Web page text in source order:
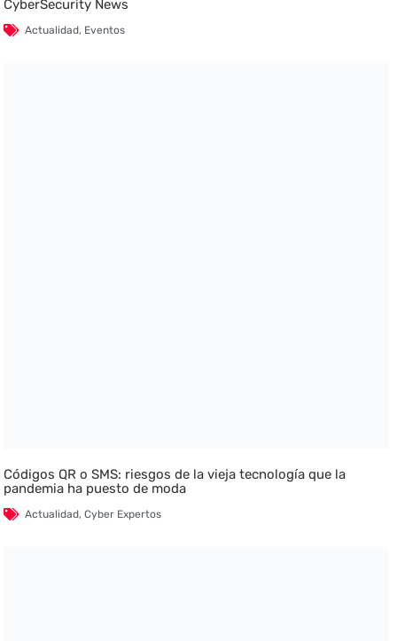
CyberSecurity News
Actualidad, Eventos
Códigos QR o SMS: riesgos de la vieja tecnología que la
pandemia ha puesto de moda
Actualidad,Cyber Expertos